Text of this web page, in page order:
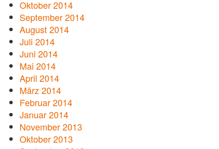
Oktober 2014
September 2014
August 2014
Juli 2014
Juni 2014
Mai 2014
April 2014
März 2014
Februar 2014
Januar 2014
November 2013
Oktober 2013